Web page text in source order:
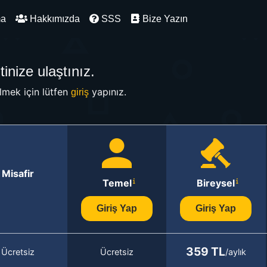
Hakkımızda SSS Bize Yazın
ulaştınız.
için lütfen girişyapınız.
Misafir
Temel
Giriş Yap
Bireysel
Giriş Yap
Ücretsiz Ücretsiz 359 TL/aylık